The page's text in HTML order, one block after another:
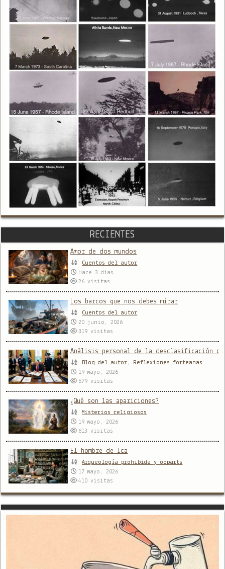
RECIENTES
Amor de dos mundos
Cuentos del autor
Hace 3 días
26visitas
Los barcos que nos debes mirar
Cuentos del autor
20 junio, 2026
319visitas
Análisis personal de la desclasificación de
Blog del autor,
Reflexiones forteanas
19 mayo, 2026
579visitas
¿Qué son las apariciones?
Misterios religiosos
19 mayo, 2026
613visitas
El hombre de Ica
Arqueología prohibida y ooparts
17 mayo, 2026
410visitas